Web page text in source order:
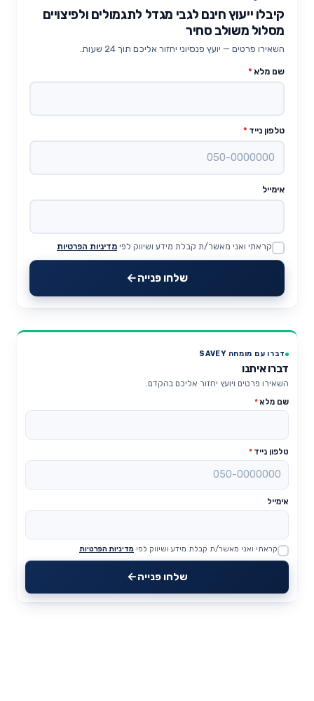
קיבלו ייעוץ חינם לגבי מגדל לתגמולים ולפיצויים
מסלול משולב סחיר
השאירו פרטים — יועץ פנסיוני יחזור אליכם תוך 24 שעות.
שם מלא *
טלפון נייד *
אימייל
Website
קראתי ואני מאשר/ת קבלת מידע ושיווק לפי מדיניות הפרטיות
שלחו פנייה
דברו עם מומחה SAVEY
דברו איתנו
השאירו פרטים ויועץ יחזור אליכם בהקדם.
שם מלא*
טלפון נייד *
אימייל
Website
קראתי ואני מאשר/ת קבלת מידע ושיווק לפי מדיניות הפרטיות
שלחו פנייה